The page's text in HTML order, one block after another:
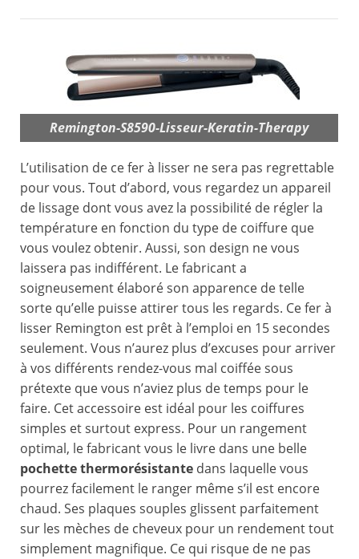
Remington-S8590-Lisseur-Keratin-Therapy
L’utilisation de ce fer à lisser ne sera pas regrettable
pour vous. Tout d’abord, vous regardez un appareil
de lissage dont vous avez la possibilité de régler la
température en fonction du type de coiffure que
vous voulez obtenir. Aussi, son design ne vous
laissera pas indifférent. Le fabricant a
soigneusement élaboré son apparence de telle
sorte qu’elle puisse attirer tous les regards. Ce fer à
lisser Remington est prêt à l’emploi en 15 secondes
seulement. Vous n’aurez plus d’excuses pour arriver
à vos différents rendez-vous mal coiffée sous
prétexte que vous n’aviez plus de temps pour le
faire. Cet accessoire est idéal pour les coiffures
simples et surtout express. Pour un rangement
optimal, le fabricant vous le livre dans une belle
pochette thermorésistante dans laquelle vous
pourrez facilement le ranger même s’il est encore
chaud. Ses plaques souples glissent parfaitement
sur les mèches de cheveux pour un rendement tout
simplement magnifique. Ce qui risque de ne pas